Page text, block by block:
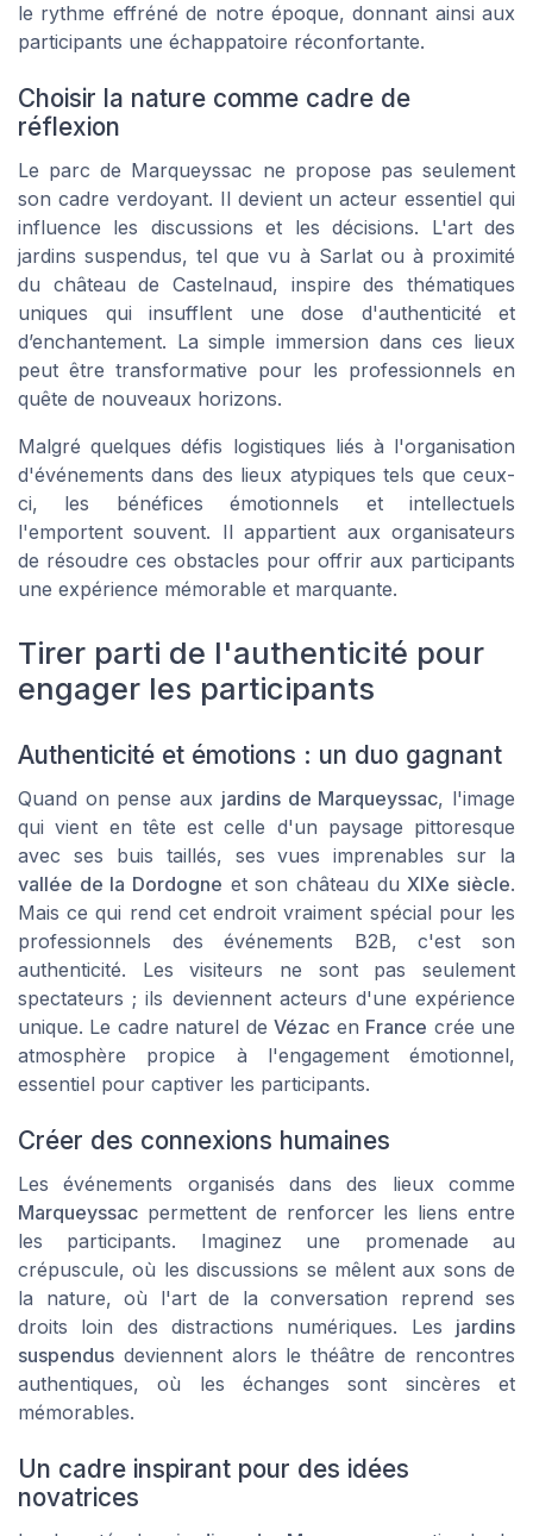
le rythme effréné de notre époque, donnant ainsi aux
participants une échappatoire réconfortante.
Choisir la nature comme cadre de
réflexion
Le parc de Marqueyssac ne propose pas seulement
son cadre verdoyant. Il devient un acteur essentiel qui
influence les discussions et les décisions. L'art des
jardins suspendus, tel que vu à Sarlat ou à proximité
du château de Castelnaud, inspire des thématiques
uniques qui insufflent une dose d'authenticité et
d’enchantement. La simple immersion dans ces lieux
peut être transformative pour les professionnels en
quête de nouveaux horizons.
Malgré quelques défis logistiques liés à l'organisation
d'événements dans des lieux atypiques tels que ceux-
ci, les bénéfices émotionnels et intellectuels
l'emportent souvent. Il appartient aux organisateurs
de résoudre ces obstacles pour offrir aux participants
une expérience mémorable et marquante.
Tirer parti de l'authenticité pour
engager les participants
Authenticité et émotions : un duo gagnant
Quand on pense aux jardins de Marqueyssac, l'image
qui vient en tête est celle d'un paysage pittoresque
avec ses buis taillés, ses vues imprenables sur la
vallée de la Dordogne et son château du XIXe siècle.
Mais ce qui rend cet endroit vraiment spécial pour les
professionnels des événements B2B, c'est son
authenticité. Les visiteurs ne sont pas seulement
spectateurs ; ils deviennent acteurs d'une expérience
unique. Le cadre naturel deVézac en France crée une
atmosphère propice à l'engagement émotionnel,
essentiel pour captiver les participants.
Créer des connexions humaines
Les événements organisés dans des lieux comme
Marqueyssac permettent de renforcer les liens entre
les participants. Imaginez une promenade au
crépuscule, où les discussions se mêlent aux sons de
la nature, où l'art de la conversation reprend ses
droits loin des distractions numériques. Les jardins
suspendus deviennent alors le théâtre de rencontres
authentiques, où les échanges sont sincères et
mémorables.
Un cadre inspirant pour des idées
novatrices